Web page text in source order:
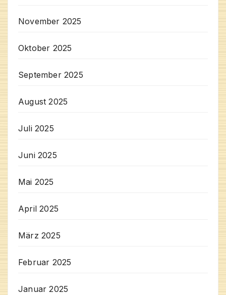
November 2025
Oktober 2025
September 2025
August 2025
Juli 2025
Juni 2025
Mai 2025
April 2025
März 2025
Februar 2025
Januar 2025